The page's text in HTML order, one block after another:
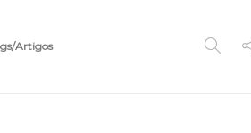
Artigos